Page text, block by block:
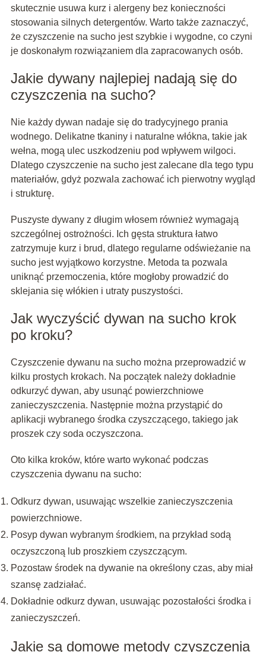
skutecznie usuwa kurz i alergeny bez konieczności
stosowania silnych detergentów. Warto także zaznaczyć,
że czyszczenie na sucho jest szybkie i wygodne, co czyni
je doskonałym rozwiązaniem dla zapracowanych osób.
Jakie dywany najlepiej nadają się do
czyszczenia na sucho?
Nie każdy dywan nadaje się do tradycyjnego prania
wodnego. Delikatne tkaniny i naturalne włókna, takie jak
wełna, mogą ulec uszkodzeniu pod wpływem wilgoci.
Dlatego czyszczenie na sucho jest zalecane dla tego typu
materiałów, gdyż pozwala zachować ich pierwotny wygląd
i strukturę.
Puszyste dywany z długim włosem również wymagają
szczególnej ostrożności. Ich gęsta struktura łatwo
zatrzymuje kurz i brud, dlatego regularne odświeżanie na
sucho jest wyjątkowo korzystne. Metoda ta pozwala
uniknąć przemoczenia, które mogłoby prowadzić do
sklejania się włókien i utraty puszystości.
Jak wyczyścić dywan na sucho krok
po kroku?
Czyszczenie dywanu na sucho można przeprowadzić w
kilku prostych krokach. Na początek należy dokładnie
odkurzyć dywan, aby usunąć powierzchniowe
zanieczyszczenia. Następnie można przystąpić do
aplikacji wybranego środka czyszczącego, takiego jak
proszek czy soda oczyszczona.
Oto kilka kroków, które warto wykonać podczas
czyszczenia dywanu na sucho:
Odkurz dywan, usuwając wszelkie zanieczyszczenia
powierzchniowe.
Posyp dywan wybranym środkiem, na przykład sodą
oczyszczoną lub proszkiem czyszczącym.
Pozostaw środek na dywanie na określony czas, aby miał
szansę zadziałać.
Dokładnie odkurz dywan, usuwając pozostałości środka i
zanieczyszczeń.
Jakie są domowe metody czyszczenia